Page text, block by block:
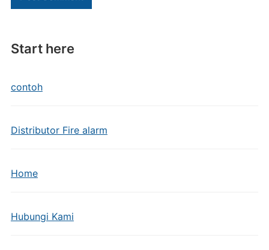
Start here
contoh
Distributor Fire alarm
Home
Hubungi Kami